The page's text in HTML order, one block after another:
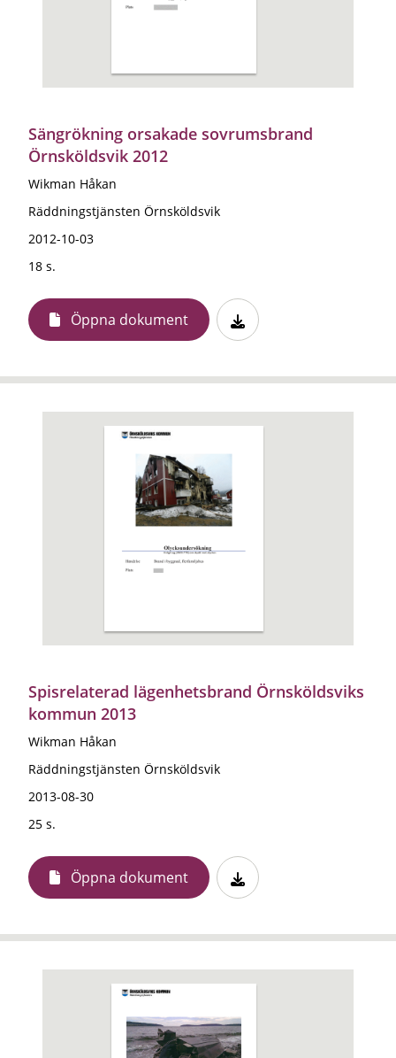
Sängrökning orsakade sovrumsbrand
Örnsköldsvik 2012
Wikman Håkan
Räddningstjänsten Örnsköldsvik
2012-10-03
18 s.
Öppna dokument
Spisrelaterad lägenhetsbrand Örnsköldsviks
kommun 2013
Wikman Håkan
Räddningstjänsten Örnsköldsvik
2013-08-30
25 s.
Öppna dokument